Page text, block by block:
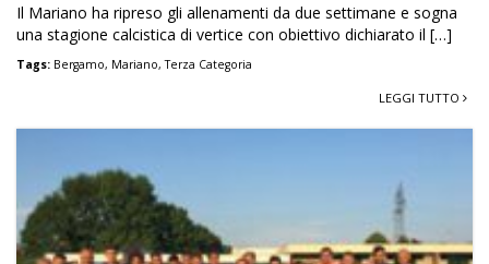
Il Mariano ha ripreso gli allenamenti da due settimane e sogna
una stagione calcistica di vertice con obiettivo dichiarato il […]
Tags: Bergamo, Mariano,Terza Categoria
LEGGI TUTTO